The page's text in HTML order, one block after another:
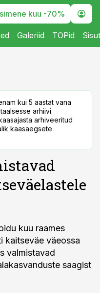
kuu -70%
Galeriid TOPid
kui 5 aastat vana
arhiivi.
arhiveeritud
kaasaegsete
kuu raames
kaitseväe väeossa
valmistavad
saagist